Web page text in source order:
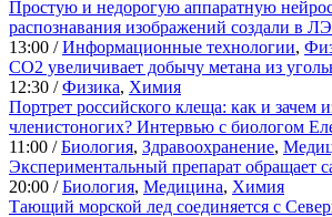
Простую и недорогую аппаратную
распознавания изображений создали в
13:00 /Информационные технологии,
CO2 увеличивает добычу метана из
12:30 /Физика, Химия
Портрет российского клеща: как и зачем
членистоногих? Интервью с биологом
11:00 /Биология, Здравоохранение,
Экспериментальный препарат обращает
20:00 /Биология, Медицина, Химия
Тающий морской лед соединяется с